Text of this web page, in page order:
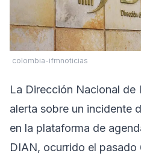
colombia-ifmnoticias
La Dirección Nacional de
alerta sobre un incidente
en la plataforma de
DIAN, ocurrido el pasado